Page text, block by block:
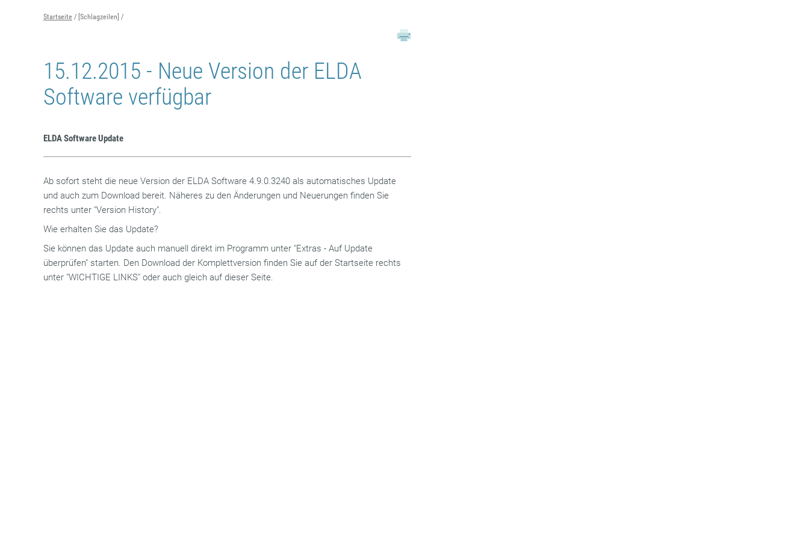
Startseite [Schlagzeilen]
15.12.2015 - Neue Version der ELDA
Software verfügbar
ELDA Software Update
Ab sofort steht die neue Version der ELDA Software 4.9.0.3240 als automatisches Update
und auch zum Download bereit. Näheres zu den Änderungen und Neuerungen finden Sie
rechts unter "Version History".
Wie erhalten Sie das Update?
Sie können das Update auch manuell direkt im Programm unter "Extras - Auf Update
überprüfen" starten. Den Download der Komplettversion finden Sie auf der Startseite rechts
unter "WICHTIGE LINKS" oder auch gleich auf dieser Seite.